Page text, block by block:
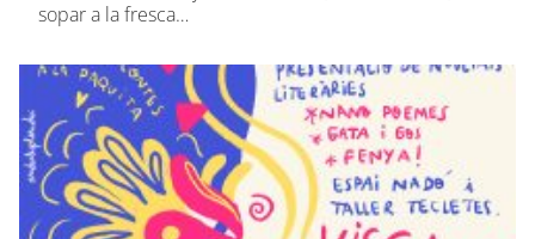
sopar a la fresca…